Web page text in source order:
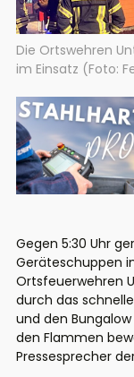
Die Ortswehren
im Einsatz (Foto:
Gegen 5:30 Uhr
Geräteschuppen
Ortsfeuerwehren
durch das
und den
den Flammen
Pressesprecher